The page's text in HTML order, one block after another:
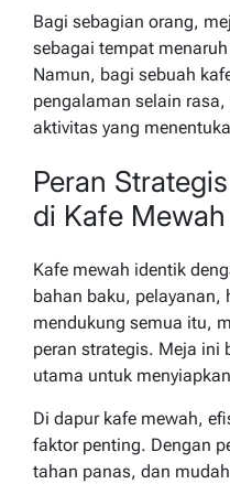
Bagi sebagian orang,
sebagai tempat
Namun, bagi sebuah
pengalaman selain
aktivitas yang
Peran
di Kafe Mewah
Kafe mewah identik
bahan baku, pelayanan,
mendukung semua itu,
peran strategis. Meja ini
utama untuk
Di dapur kafe mewah,
faktor penting. Dengan
tahan panas, dan